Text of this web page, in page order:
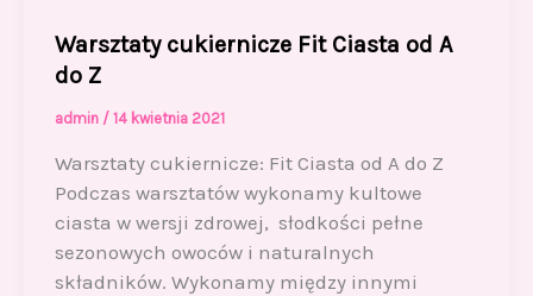
Warsztaty cukiernicze Fit Ciasta od A
do Z
admin / 14 kwietnia 2021
Warsztaty cukiernicze: Fit Ciasta od A do Z
Podczas warsztatów wykonamy kultowe
ciasta w wersji zdrowej, słodkości pełne
sezonowych owoców i naturalnych
składników. Wykonamy między innymi